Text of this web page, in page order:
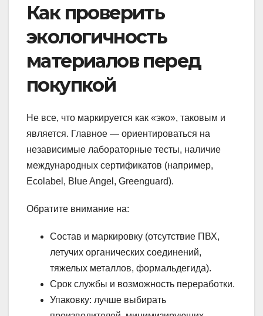
Как проверить
экологичность
материалов перед
покупкой
Не все, что маркируется как «эко», таковым и
является. Главное — ориентироваться на
независимые лабораторные тесты, наличие
международных сертификатов (например,
Ecolabel, Blue Angel, Greenguard).
Обратите внимание на:
Состав и маркировку (отсутствие ПВХ,
летучих органических соединений,
тяжелых металлов, формальдегида).
Срок службы и возможность переработки.
Упаковку: лучше выбирать